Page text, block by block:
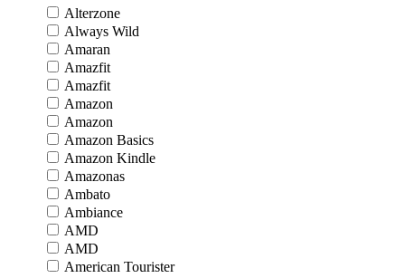
Alterzone
Always Wild
Amaran
Amazfit
Amazfit
Amazon
Amazon
Amazon Basics
Amazon Kindle
Amazonas
Ambato
Ambiance
AMD
AMD
American Tourister